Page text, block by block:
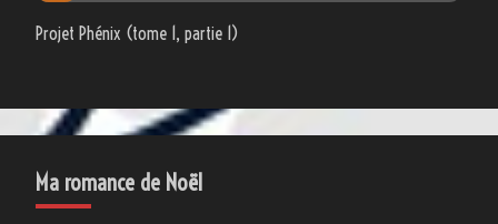
Projet Phénix (tome 1, partie 1)
Ma romance de Noël